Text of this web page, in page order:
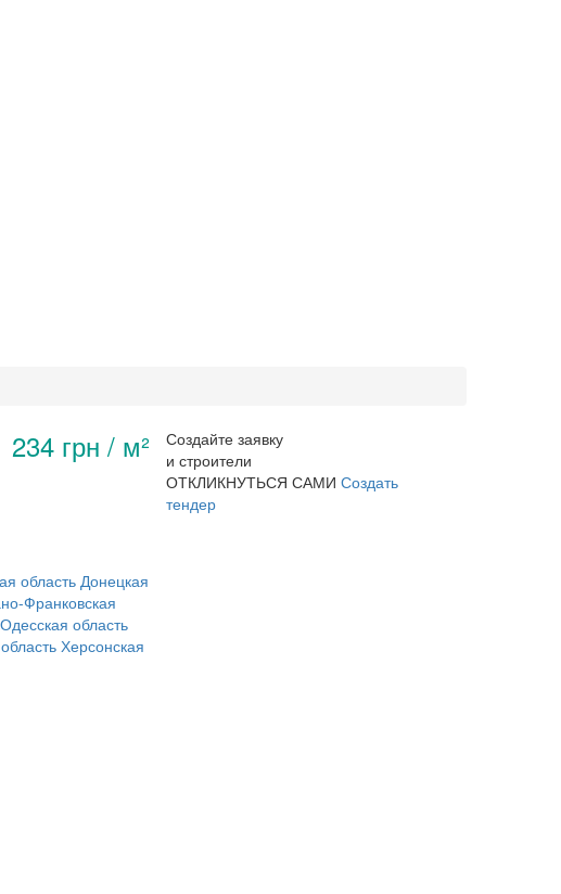
234 грн / м²
область Донецкая
Франковская
Одесская область
Херсонская
Создайте заявку
и строители
ОТКЛИКНУТЬСЯ САМИ Создать
тендер